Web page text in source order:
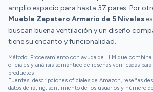
amplio espacio para hasta 37 pares. Por
Mueble Zapatero Armario de 5 Niveles
buscan buena ventilación y un diseño
tiene su encanto y funcionalidad.
Método: Procesamiento con ayuda de LLM que
oficiales y análisis semántico de reseñas verificadas
productos
Fuentes: descripciones oficiales de Amazon, reseñas
datos de rating, sentimiento de los usuarios y número